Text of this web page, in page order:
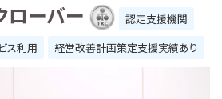
ーバー
認定支援機関
ス利用
経営改善計画策定支援実績あり